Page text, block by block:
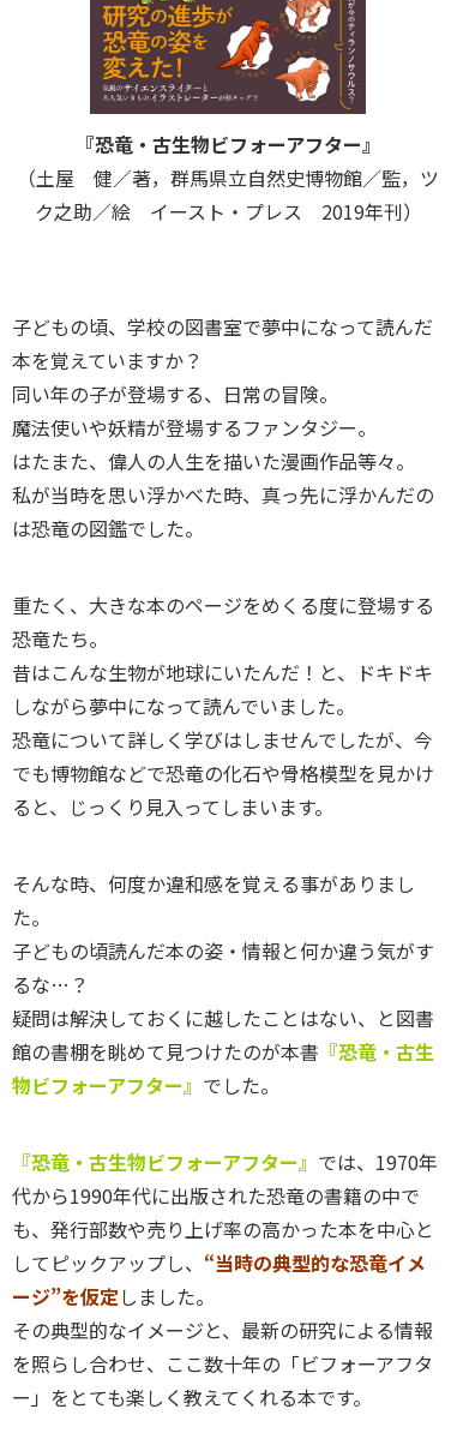
『恐竜・古生物ビフォーアフター』
（土屋 健／著，群馬県立自然史博物館／監，ツ
ク之助／絵 イースト・プレス 2019年刊）
子どもの頃、学校の図書室で夢中になって読んだ
本を覚えていますか？
同い年の子が登場する、日常の冒険。
魔法使いや妖精が登場するファンタジー。
はたまた、偉人の人生を描いた漫画作品等々。
私が当時を思い浮かべた時、真っ先に浮かんだの
は恐竜の図鑑でした。
重たく、大きな本のページをめくる度に登場する
恐竜たち。
昔はこんな生物が地球にいたんだ！と、ドキドキ
しながら夢中になって読んでいました。
恐竜について詳しく学びはしませんでしたが、今
でも博物館などで恐竜の化石や骨格模型を見かけ
ると、じっくり見入ってしまいます。
そんな時、何度か違和感を覚える事がありまし
た。
子どもの頃読んだ本の姿・情報と何か違う気がす
るな…？
疑問は解決しておくに越したことはない、と図書
館の書棚を眺めて見つけたのが本書 『恐竜・古生
物ビフォーアフター』 でした。
『恐竜・古生物ビフォーアフター』 では、1970年
代から1990年代に出版された恐竜の書籍の中で
も、発行部数や売り上げ率の高かった本を中心と
してピックアップし、 “当時の典型的な恐竜イメ
ージ”を仮定しました。
その典型的なイメージと、最新の研究による情報
を照らし合わせ、ここ数十年の「ビフォーアフタ
ー」をとても楽しく教えてくれる本です。